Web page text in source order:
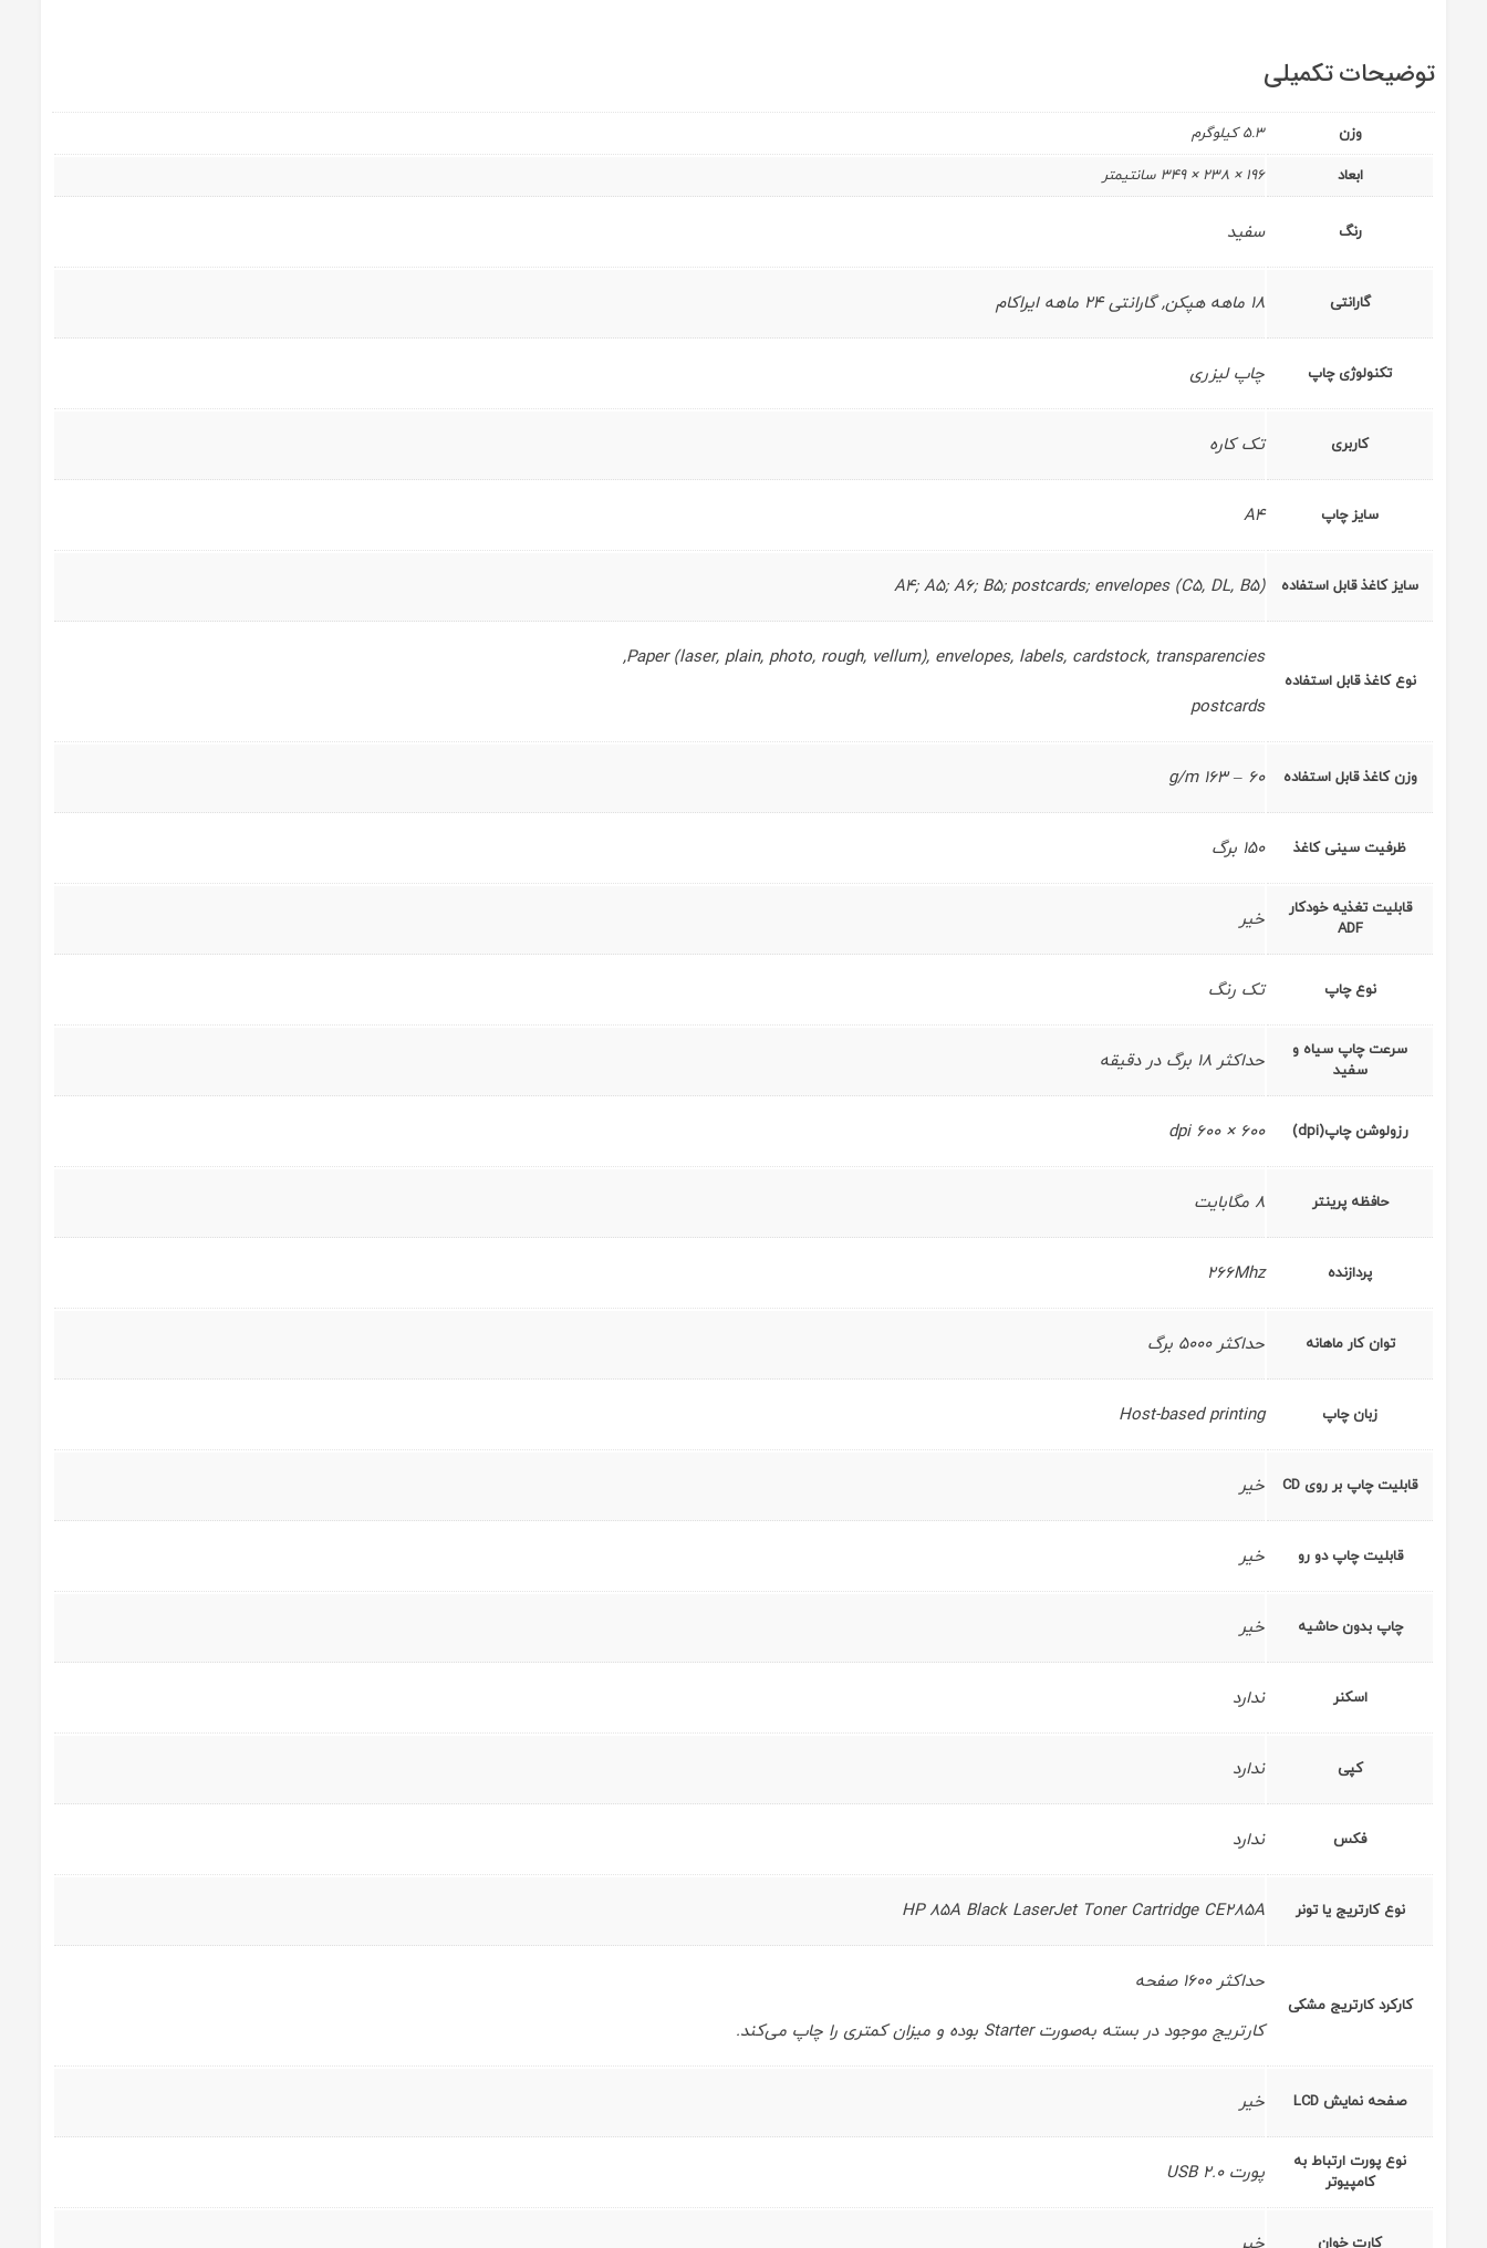
توضیحات تکمیلی
وزن 5.3 کیلوگرم
ابعاد 196 × 238 × 349 سانتیمتر
رنگ سفید
گارانتی 18 ماهه هپکن, گارانتی 24 ماهه ایراکام
تکنولوژی چاپ چاپ لیزری
کاربری تک کاره
سایز چاپ A4
سایز کاغذ قابل استفاده A4; A5; A6; B5; postcards; envelopes (C5, DL, B5)
نوع کاغذ قابل استفاده
Paper (laser, plain, photo, rough, vellum), envelopes, labels, cardstock, transparencies,
postcards
وزن کاغذ قابل استفاده 60 – 163 g/m
ظرفیت سینی کاغذ 150 برگ
قابلیت تغذیه خودکار
ADF
خیر
نوع چاپ تک رنگ
سرعت چاپ سیاه و
سفید
حداکثر 18 برگ در دقیقه
رزولوشن چاپ(dpi) 600 × 600 dpi
حافظه پرینتر 8 مگابایت
پردازنده 266Mhz
توان کار ماهانه حداکثر 5000 برگ
زبان چاپ Host-based printing
قابلیت چاپ بر روی CD خیر
قابلیت چاپ دو رو خیر
چاپ بدون حاشیه خیر
اسکنر ندارد
کپی ندارد
فکس ندارد
نوع کارتریج یا تونر HP 85A Black LaserJet Toner Cartridge CE285A
کارکرد کارتریج مشکی
حداکثر 1600 صفحه
کارتریج موجود در بسته به‌صورت Starter بوده و میزان کمتری را چاپ می‌کند.
صفحه نمایش LCD خیر
نوع پورت ارتباط به
کامپیوتر
پورت USB 2.0
کارت خوان